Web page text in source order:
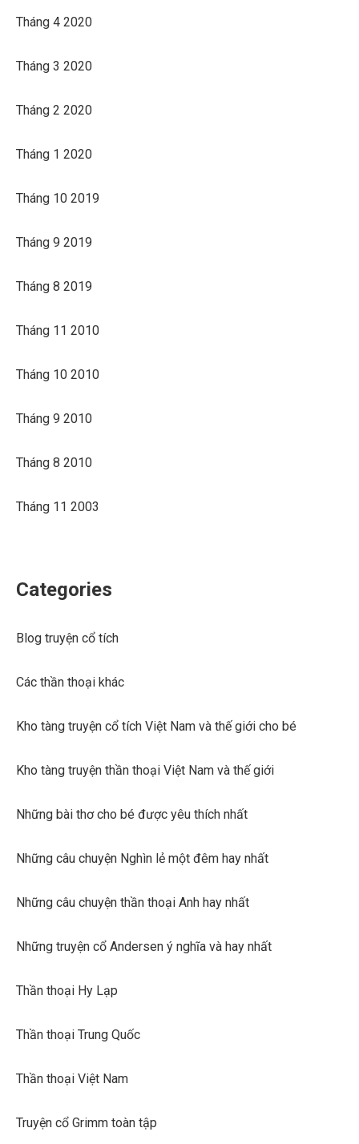
Tháng 4 2020
Tháng 3 2020
Tháng 2 2020
Tháng 1 2020
Tháng 10 2019
Tháng 9 2019
Tháng 8 2019
Tháng 11 2010
Tháng 10 2010
Tháng 9 2010
Tháng 8 2010
Tháng 11 2003
Categories
Blog truyện cổ tích
Các thần thoại khác
Kho tàng truyện cổ tích Việt Nam và thế giới cho bé
Kho tàng truyện thần thoại Việt Nam và thế giới
Những bài thơ cho bé được yêu thích nhất
Những câu chuyện Nghìn lẻ một đêm hay nhất
Những câu chuyện thần thoại Anh hay nhất
Những truyện cổ Andersen ý nghĩa và hay nhất
Thần thoại Hy Lạp
Thần thoại Trung Quốc
Thần thoại Việt Nam
Truyện cổ Grimm toàn tập